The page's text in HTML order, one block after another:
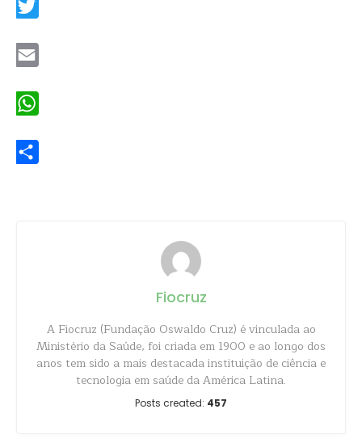
Fiocruz
A Fiocruz (Fundação Oswaldo Cruz) é vinculada ao
Ministério da Saúde, foi criada em 1900 e ao longo dos
anos tem sido a mais destacada instituição de ciência e
tecnologia em saúde da América Latina.
Posts created: 457